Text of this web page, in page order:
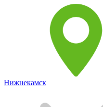
Нижнекамск